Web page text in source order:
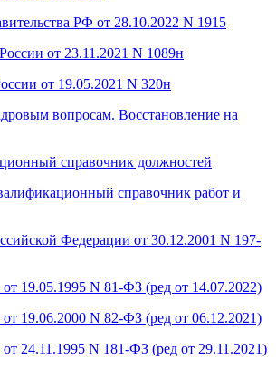
РФ от 28.10.2022 N 1915
от 23.11.2021 N 1089н
от 19.05.2021 N 320н
вопросам. Восстановление на
справочник должностей
справочник работ и
Федерации от 30.12.2001 N 197-
19.05.1995 N 81-ФЗ (ред от 14.07.2022)
19.06.2000 N 82-ФЗ (ред от 06.12.2021)
24.11.1995 N 181-ФЗ (ред от 29.11.2021)